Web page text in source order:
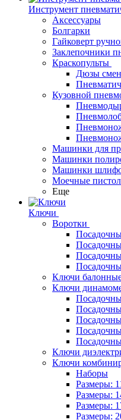
Инструмент
Аксессуары
Болгарки
Гайковерт
Заклепочники
Краскопульты
Дюзы
Кузовной
Машинки для
Машинки
Машинки
Моечные
Еще
Ключи
Воротки
Ключи
Ключи
Ключи
Ключи
Наборы
Размеры:
Размеры:
Размеры:
Размеры: